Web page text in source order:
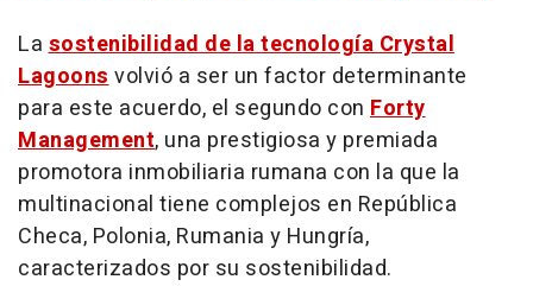
Lasostenibilidad de la tecnología Crystal
Lagoonsvolvió a ser un factor determinante
para este acuerdo, el segundo con Forty
Management, una prestigiosa y premiada
promotora inmobiliaria rumana con la que la
multinacional tiene complejos en República
Checa, Polonia, Rumania y Hungría,
caracterizados por su sostenibilidad.